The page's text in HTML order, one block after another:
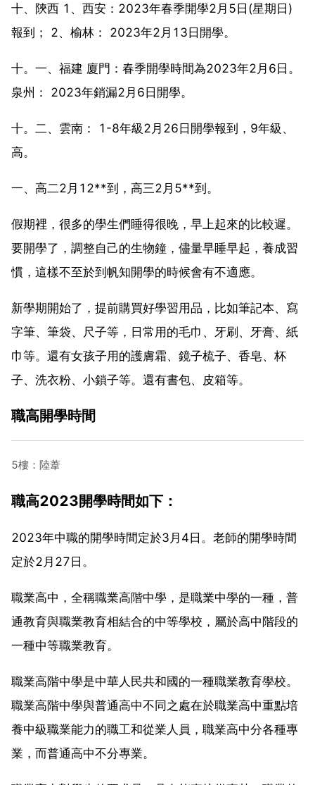
十、陝西 1、西安：2023年春季開學2月5日(星期日)
報到； 2、榆林： 2023年2月13日開學。
十。一、福建 廈門：春季開學時間為2023年2月6日。
泉州： 2023年銷漏2月6日開學。
十。二、雲南： 1-8年級2月26日開學報到，9年級、
高。
一、高二2月12**到，高三2月5**到。
假期裡，很多的學生們睡得很晚，早上起來的比較遲。
要開學了，調整自己的生物鐘，儘量早睡早起，養成習
慣，這樣不至於到帆知開學的時候會有不適應。
新學期開始了，提前購買好學習用品，比如筆記本、寫
字筆、筆袋、尺子等，日常用的毛巾、牙刷、牙膏、紙
巾等。還有女孩子用的護膚霜、鏡子梳子、香皂、杯
子、洗衣粉、小鎖子等。還有書包、皮箱等。
職高開學時間
5樓：陸葦
職高2023開學時間如下：
2023年中職的開學時間定於3月4日。老師的開學時間
定於2月27日。
職業高中，全稱職業高階中學，是職業中學的一種，普
通教育與職業教育相結合的中等學校，屬於高中階段的
一種中等職業教育。
職業高階中學是中華人民共和國的一種職業教育學校。
職業高階中學與普通高中不同之處在於職業高中重點培
養中級職業能力的職工和從業人員，職業高中分各種專
業，而普通高中不分專業。